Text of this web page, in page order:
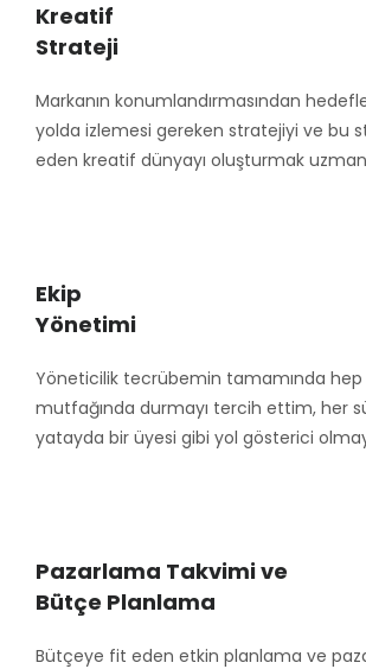
Kreatif
Strateji
Markanın konumlandırmasından
yolda izlemesi gereken stratejiyi ve bu
eden kreatif dünyayı oluşturmak
Ekip
Yönetimi
Yöneticilik tecrübemin tamamında hep
mutfağında durmayı tercih ettim, her
yatayda bir üyesi gibi yol gösterici
Pazarlama Takvimi ve
Bütçe Planlama
Bütçeye fit eden etkin planlama ve